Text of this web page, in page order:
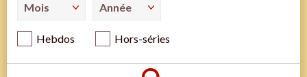
Hebdos Hors-séries